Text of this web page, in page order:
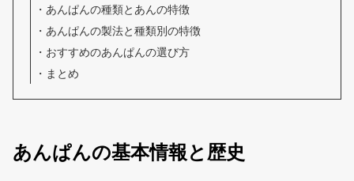
あんぱんの種類とあんの特徴
あんぱんの製法と種類別の特徴
おすすめのあんぱんの選び方
まとめ
あんぱんの基本情報と歴史